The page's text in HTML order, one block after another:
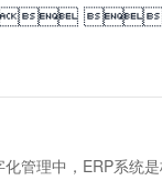
理中，ERP系统是